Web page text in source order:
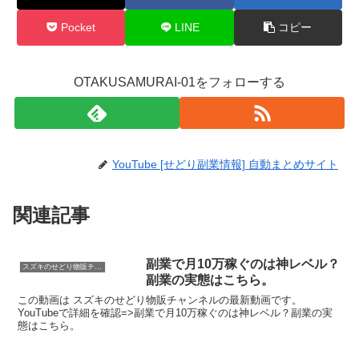
Pocket LINE コピー
OTAKUSAMURAI-01をフォローする
YouTube [せどり副業情報] 自動まとめサイト
関連記事
副業で月10万稼ぐのは神レベル？
副業の実態はこちら。
この動画は スズキのせどり物販チャンネルの最新動画です。
YouTubeで詳細を確認=>副業で月10万稼ぐのは神レベル？副業の実
態はこちら。